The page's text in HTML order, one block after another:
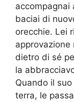
accompagnai
baciai di
orecchie. Lei
approvazione
dietro di sé
la
Quando il
terra, le